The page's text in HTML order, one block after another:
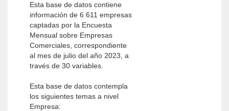
Esta base de datos contiene
información de 6 611 empresas
captadas por la Encuesta
Mensual sobre Empresas
Comerciales, correspondiente
al mes de julio del año 2023, a
través de 30 variables.
Esta base de datos contempla
los siguientes temas a nivel
Empresa: